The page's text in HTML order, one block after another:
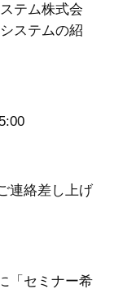
テム株式会
ステムの紹
連絡差し上げ
「セミナー希